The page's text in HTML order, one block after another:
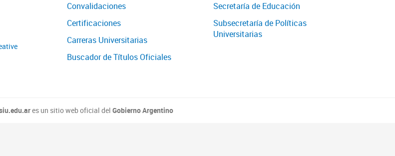
Convalidaciones
Certificaciones
Carreras Universitarias
Buscador de Títulos Oficiales
Secretaría de Educación
Subsecretaría de Políticas
Universitarias
es un sitio web oficial del Gobierno Argentino